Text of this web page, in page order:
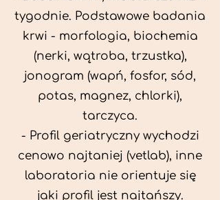
tygodnie. Podstawowe badania
krwi - morfologia, biochemia
(nerki, wątroba, trzustka),
jonogram (wapń, fosfor, sód,
potas, magnez, chlorki),
tarczyca.
- Profil geriatryczny wychodzi
cenowo najtaniej (vetlab), inne
laboratoria nie orientuje się
jaki profil jest najtańszy.